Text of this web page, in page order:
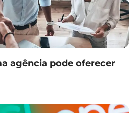
agência pode oferecer